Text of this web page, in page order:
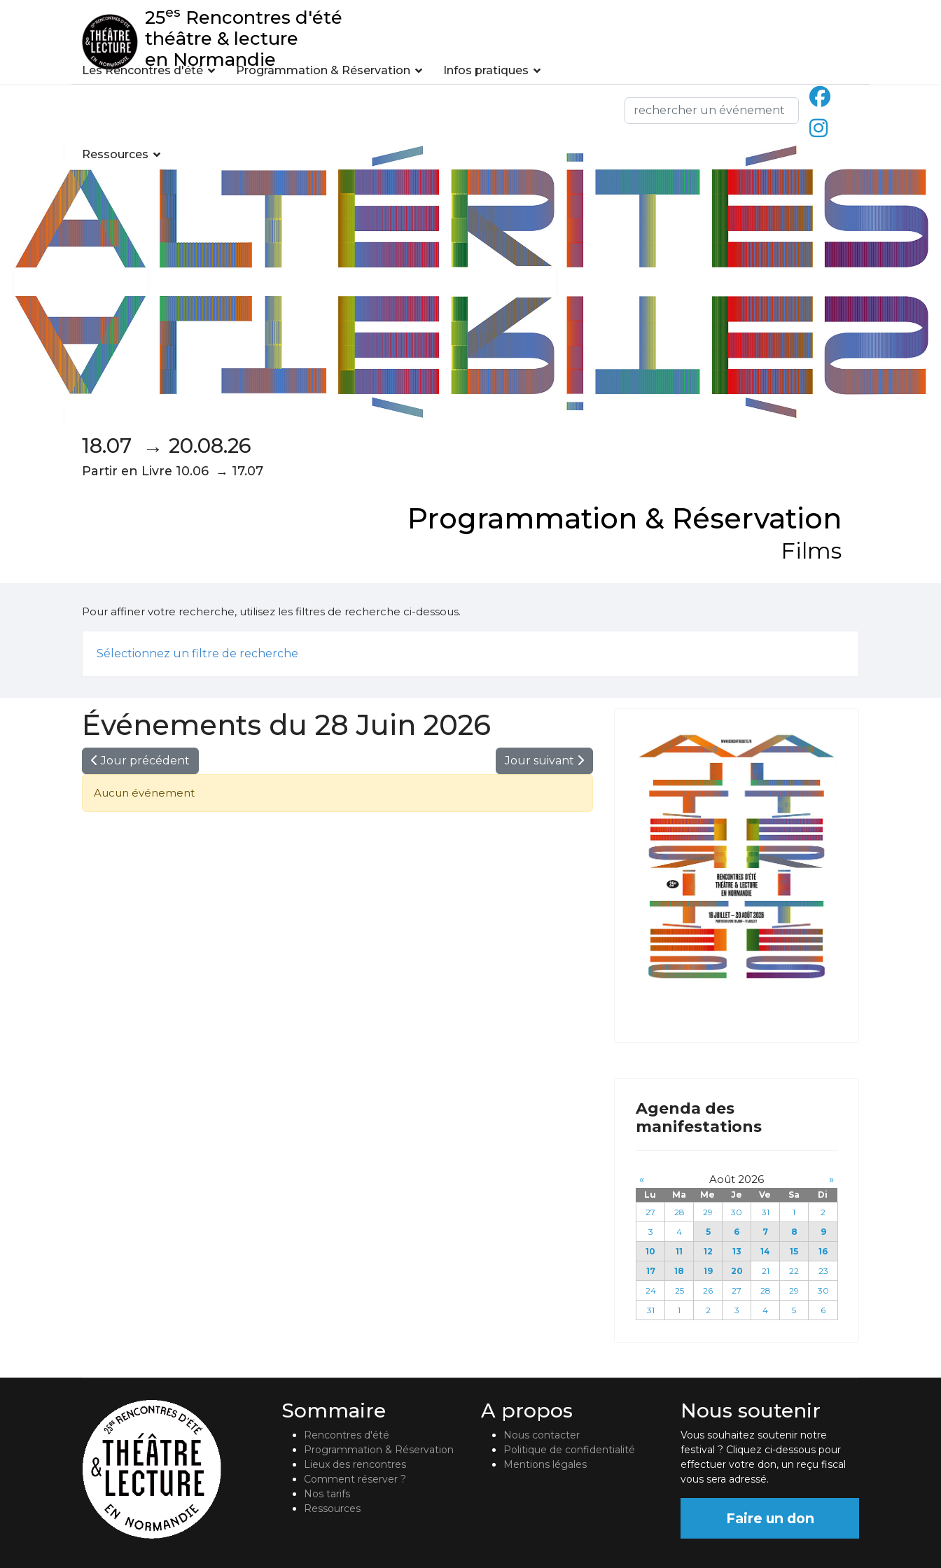
25es Rencontres d'été
théâtre & lecture
en Normandie
Les Rencontres d'été Programmation & Réservation Infos pratiques
Ressources
18.07 → 20.08.26
Partir en Livre 10.06 → 17.07
Programmation & Réservation
Films
Pour affiner votre recherche, utilisez les filtres de recherche ci-dessous.
Sélectionnez un filtre de recherche
Événements du 28 Juin 2026
Jour précédent Jour suivant
Aucun événement
Agenda des
manifestations
« Août 2026 »
Lu Ma Me Je Ve Sa
Di
27
28 29 30 31 1
2
3
4 5 6 7 8
9
10
11 12 13 14 15
16
17
18 19 20 21 22
23
24
25 26 27 28 29
30
31
1 2 3 4 5 6
Sommaire
Rencontres d'été
Programmation & Réservation
Lieux des rencontres
Comment réserver ?
Nos tarifs
Ressources
A propos
Nous contacter
Politique de confidentialité
Mentions légales
Nous soutenir
Vous souhaitez soutenir notre
festival ? Cliquez ci-dessous pour
effectuer votre don, un reçu fiscal
vous sera adressé.
Faire un don